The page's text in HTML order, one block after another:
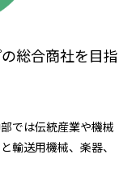
総合商社を目指
では伝統産業や機械
輸送用機械、楽器、